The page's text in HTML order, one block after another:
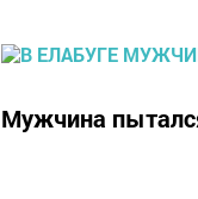
Мужчина